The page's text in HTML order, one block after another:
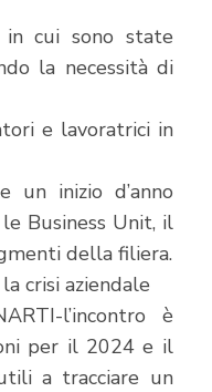
in cui sono state
la necessità di
e lavoratrici in
un inizio d’anno
Business Unit, il
della filiera.
crisi aziendale
l’incontro è
per il 2024 e il
a tracciare un